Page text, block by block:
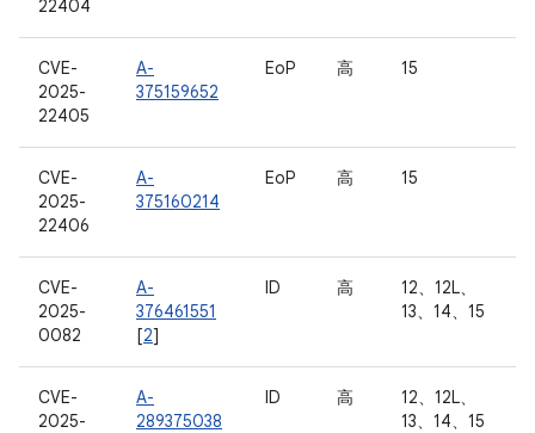
22404
CVE-
2025-
22405
A-
375159652
EoP 高 15
CVE-
2025-
22406
A-
375160214
EoP 高 15
CVE-
2025-
0082
A-
376461551
[2]
ID 高
12、12L、
13、14、15
CVE-
2025-
A-
289375038
ID 高
12、12L、
13、14、15